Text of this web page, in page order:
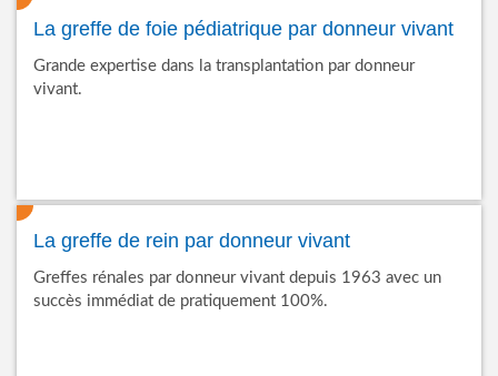
La greffe de foie pédiatrique par donneur vivant
Grande expertise dans la transplantation par donneur
vivant.
La greffe de rein par donneur vivant
Greffes rénales par donneur vivant depuis 1963 avec un
succès immédiat de pratiquement 100%.